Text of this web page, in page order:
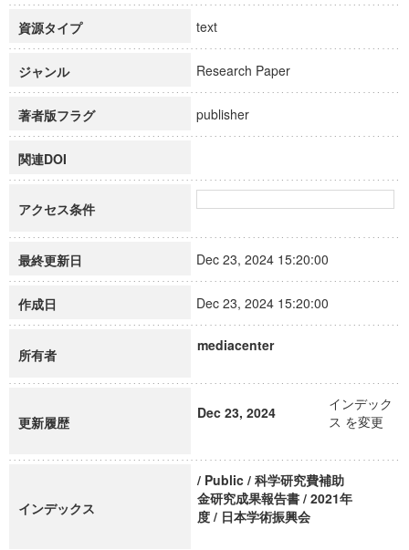
資源タイプ text
ジャンル Research Paper
著者版フラグ publisher
関連DOI
アクセス条件
最終更新日 Dec 23, 2024 15:20:00
作成日 Dec 23, 2024 15:20:00
所有者
mediacenter
更新履歴
Dec 23, 2024
インデック
ス を変更
インデックス
/ Public / 科学研究費補助
金研究成果報告書 / 2021年
度 / 日本学術振興会